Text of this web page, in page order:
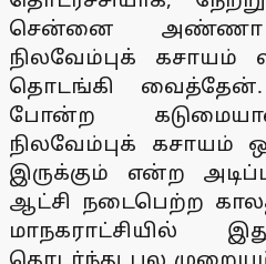
சென்னை அண்ணா
நிலவேம்புக் கசாயம்
தொடங்கி
போன்ற
நிலவேம்புக் கசாயம்
இருக்கும் என்ற
ஆட்சி நடைபெற்ற
மாநகராட்சியில்